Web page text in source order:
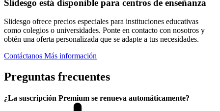
Slidesgo está disponible para centros de enseñanza
Slidesgo ofrece precios especiales para instituciones educativas
como colegios o universidades. Ponte en contacto con nosotros y
obtén una oferta personalizada que se adapte a tus necesidades.
Contáctanos Más información
Preguntas frecuentes
¿La suscripción Premium se renueva automáticamente?